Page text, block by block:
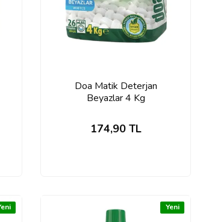
Doa Matik Deterjan
Beyazlar 4 Kg
174,90TL
Yeni